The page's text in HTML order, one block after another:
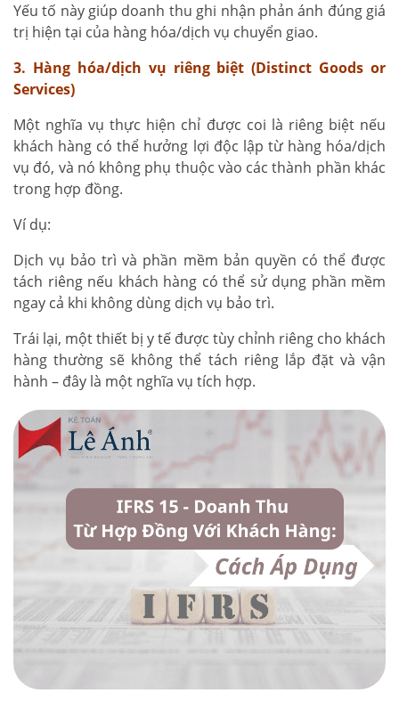
Yếu tố này giúp doanh thu ghi nhận phản ánh đúng giá
trị hiện tại của hàng hóa/dịch vụ chuyển giao.
3. Hàng hóa/dịch vụ riêng biệt (Distinct Goods or
Services)
Một nghĩa vụ thực hiện chỉ được coi là riêng biệt nếu
khách hàng có thể hưởng lợi độc lập từ hàng hóa/dịch
vụ đó, và nó không phụ thuộc vào các thành phần khác
trong hợp đồng.
Ví dụ:
Dịch vụ bảo trì và phần mềm bản quyền có thể được
tách riêng nếu khách hàng có thể sử dụng phần mềm
ngay cả khi không dùng dịch vụ bảo trì.
Trái lại, một thiết bị y tế được tùy chỉnh riêng cho khách
hàng thường sẽ không thể tách riêng lắp đặt và vận
hành – đây là một nghĩa vụ tích hợp.